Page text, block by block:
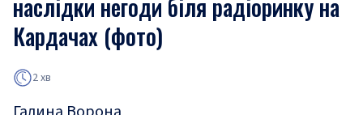
наслідки негоди біля радіоринку на
Кардачах (фото)
2 хв